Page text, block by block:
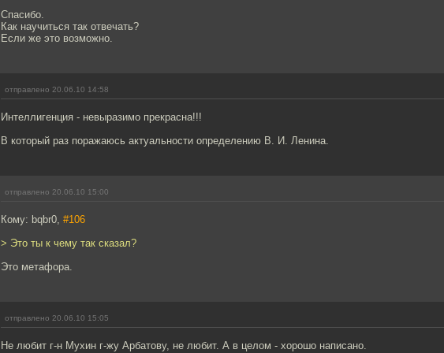
Спасибо.
Как научиться так отвечать?
Если же это возможно.
отправлено 20.06.10 14:58
Интеллигенция - невыразимо прекрасна!!!
В который раз поражаюсь актуальности определению В. И. Ленина.
отправлено 20.06.10 15:00
Кому: bqbr0, #106
> Это ты к чему так сказал?
Это метафора.
отправлено 20.06.10 15:05
Не любит г-н Мухин г-жу Арбатову, не любит. А в целом - хорошо написано.